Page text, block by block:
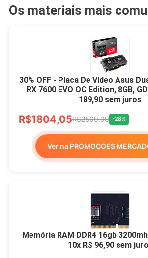
Os materiais mais
30% OFF - Placa De Vídeo Asus
RX 7600 EVO OC Edition, 8GB,
189,90 sem juros
R$1804,05R$2509,00 -28%
Ver na PROMOÇÕES
Memória RAM DDR4 16gb
10x R$ 96,90 sem